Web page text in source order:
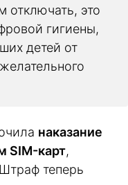
отключать, это
гигиены,
детей от
наказание
SIM-карт,
теперь